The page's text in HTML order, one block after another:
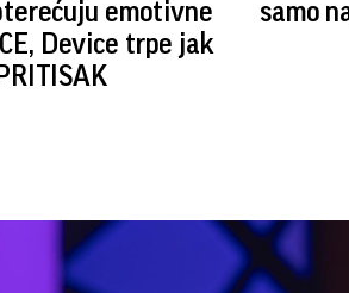
emotivne
Device trpe jak
samo